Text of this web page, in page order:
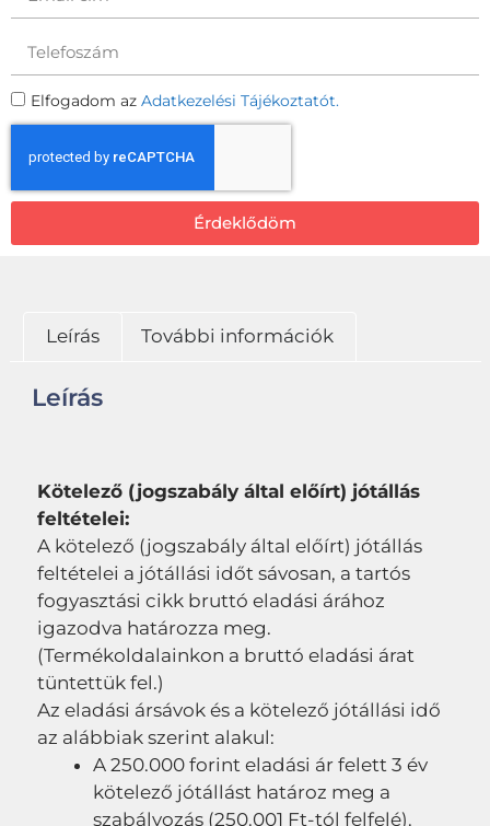
Elfogadom az Adatkezelési Tájékoztatót.
Érdeklődöm
Leírás További információk
Leírás
Kötelező (jogszabály által előírt) jótállás
feltételei:
A kötelező (jogszabály által előírt) jótállás
feltételei a jótállási időt sávosan, a tartós
fogyasztási cikk bruttó eladási árához
igazodva határozza meg.
(Termékoldalainkon a bruttó eladási árat
tüntettük fel.)
Az eladási ársávok és a kötelező jótállási idő
az alábbiak szerint alakul:
A 250.000 forint eladási ár felett 3 év
kötelező jótállást határoz meg a
szabályozás (250.001 Ft-tól felfelé).